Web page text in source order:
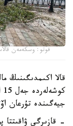
فوتو: وسكەمەن
قالا اكىمدىگىنىڭ
جيەگىندە تۇرعان
- قازىرگى ۋاقىتتا